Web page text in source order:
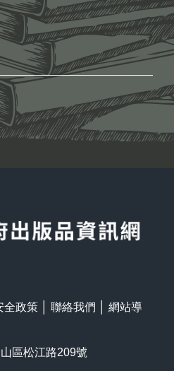
全政策 聯絡我們
網站導
區松江路209號